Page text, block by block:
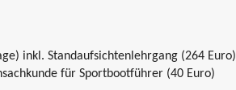
inkl. Standaufsichtenlehrgang (264 Euro)
für Sportbootführer (40 Euro)